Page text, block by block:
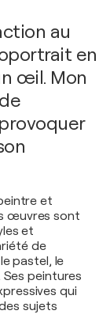
au
en
œil. Mon
et
œuvres sont
et
de
pastel, le
peintures
qui
sujets